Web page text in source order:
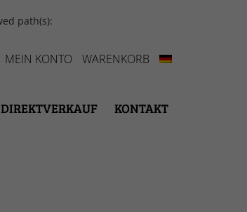
path(s):
MEIN KONTO WARENKORB
DIREKTVERKAUF KONTAKT